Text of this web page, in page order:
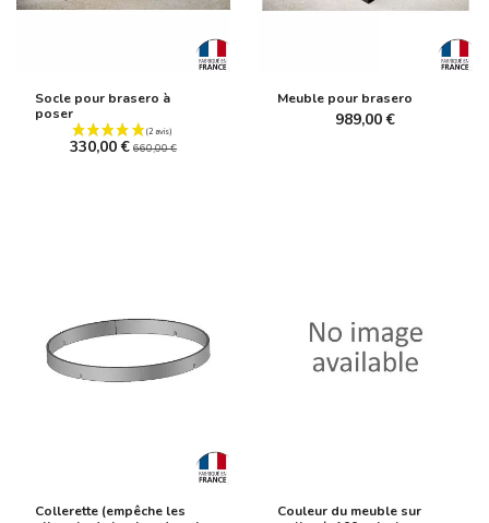
Socle pour brasero à
poser
330,00 € 660,00 €
Meuble pour brasero
989,00 €
Collerette (empêche les
Couleur du meuble sur